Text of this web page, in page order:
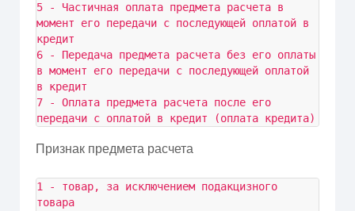
5 - Частичная оплата предмета расчета в
момент его передачи с последующей оплатой в
кредит
6 - Передача предмета расчета без его оплаты
в момент его передачи с последующей оплатой
в кредит
7 - Оплата предмета расчета после его
передачи с оплатой в кредит (оплата кредита)
Признак предмета расчета
1 - товар, за исключением подакцизного
товара